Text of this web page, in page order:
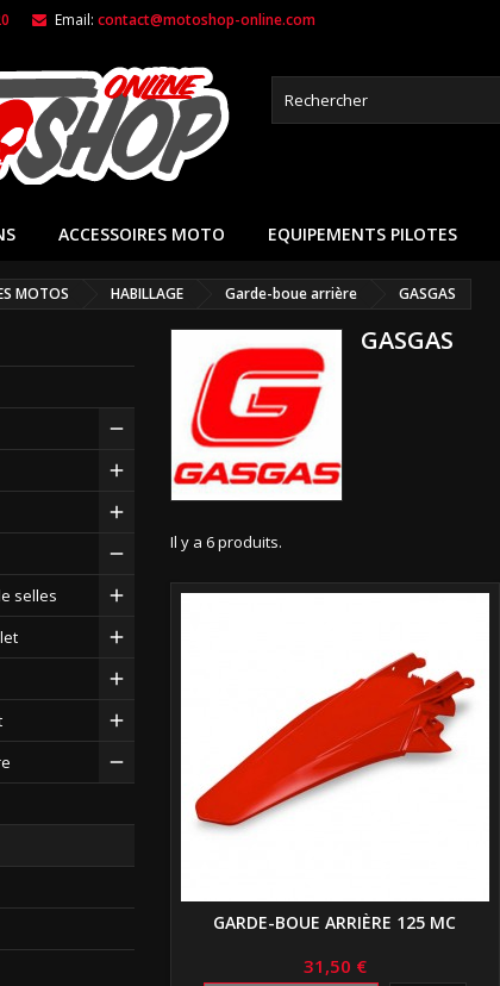
Email: contact@motoshop-online.com
ACCESSOIRES MOTO EQUIPEMENTS PILOTES
MOTOS HABILLAGE Garde-boue arrière GASGAS
selles
GASGAS
Il y a 6 produits.
GARDE-BOUE ARRIÈRE 125 MC
31,50 €